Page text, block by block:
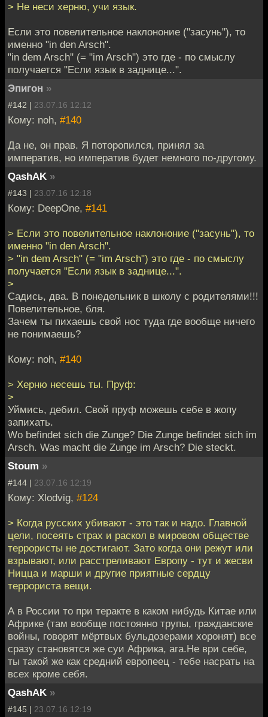
> Не неси херню, учи язык.
Если это повелительное наклононие ("засунь"), то
именно "in den Arsch".
"in dem Arsch" (= "im Arsch") это где - по смыслу
получается "Если язык в заднице...".
Эпигон »
#142 | 23.07.16 12:12
Кому: noh, #140
Да не, он прав. Я поторопился, принял за
императив, но императив будет немного по-другому.
QashAK »
#143 | 23.07.16 12:18
Кому: DeepOne, #141
> Если это повелительное наклононие ("засунь"), то
именно "in den Arsch".
> "in dem Arsch" (= "im Arsch") это где - по смыслу
получается "Если язык в заднице...".
>
Садись, два. В понедельник в школу с родителями!!!
Повелительное, бля.
Зачем ты пихаешь свой нос туда где вообще ничего
не понимаешь?
Кому: noh, #140
> Херню несешь ты. Пруф:
>
Уймись, дебил. Свой пруф можешь себе в жопу
запихать.
Wo befindet sich die Zunge? Die Zunge befindet sich im
Arsch. Was macht die Zunge im Arsch? Die steckt.
Stoum »
#144 | 23.07.16 12:19
Кому: Xlodvig, #124
> Когда русских убивают - это так и надо. Главной
цели, посеять страх и раскол в мировом обществе
террористы не достигают. Зато когда они режут или
взрывают, или расстреливают Европу - тут и жесви
Ницца и марши и другие приятные сердцу
террориста вещи.
А в России то при теракте в каком нибудь Китае или
Африке (там вообще постоянно трупы, гражданские
войны, говорят мёртвых бульдозерами хоронят) все
сразу становятся же суи Африка, ага.Не ври себе,
ты такой же как средний европеец - тебе насрать на
всех кроме себя.
QashAK »
#145 | 23.07.16 12:19